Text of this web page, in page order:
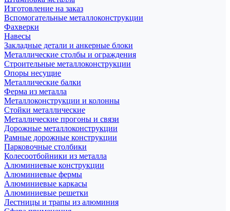
Изготовление на заказ
Вспомогательные металлоконструкции
Фахверки
Навесы
Закладные детали и анкерные блоки
Металлические столбы и ограждения
Строительные металлоконструкции
Опоры несущие
Металлические балки
Ферма из металла
Металлоконструкции и колонны
Стойки металлические
Металлические прогоны и связи
Дорожные металлоконструкции
Рамные дорожные конструкции
Парковочные столбики
Колесоотбойники из металла
Алюминиевые конструкции
Алюминиевые фермы
Алюминиевые каркасы
Алюминиевые решетки
Лестницы и трапы из алюминия